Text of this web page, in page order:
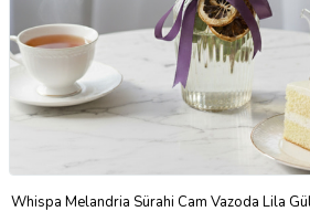
Whispa Melandria Sürahi Cam Vazoda Lila